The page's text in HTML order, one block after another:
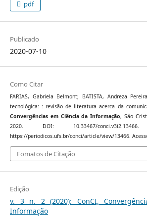
pdf
Publicado
2020-07-10
Como Citar
FARIAS, Gabriela Belmont; BATISTA, Andreza
tecnológica: : revisão de literatura acerca da
Convergências em Ciência da Informação, São
2020. DOI: 10.33467/
https://periodicos.ufs.br/conci/article/view/13466.
Fomatos de Citação
Edição
v. 3 n. 2 (2020): ConCI,
Informação